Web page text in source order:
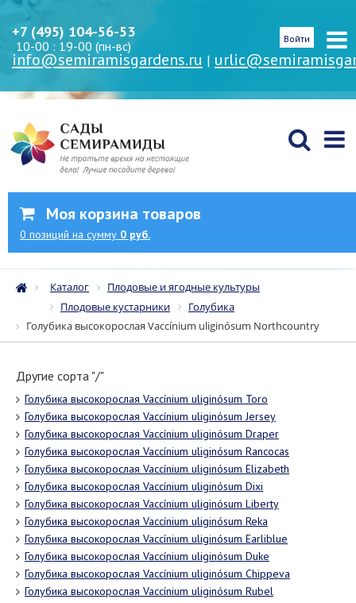
+7 (495) 104-56-53
10-00 : 19-00 (пн-вс)
info@semiramisgardens.ru |
Войти
Моя корзина товаров
0 позиций на сумму 0 руб.
Каталог
Плодовые и ягодные культуры
Плодовые кустарники
Голубика
Голубика высокорослая Vaccínium uliginósum Northcountry
Другие сорта "/"
Голубика высокорослая Vaccínium uliginósum Toro
Голубика высокорослая Vaccínium uliginósum Jersey
Голубика высокорослая Vaccínium uliginósum Draper
Голубика высокорослая Vaccínium uliginósum Rancocas
Голубика высокорослая Vaccínium uliginósum Elizabeth
Голубика высокорослая Vaccínium uliginósum Dixi
Голубика высокорослая Vaccínium uliginósum Liberty
Голубика высокорослая Vaccínium uliginósum Reka
Голубика высокорослая Vaccínium uliginósum Earliblue
Голубика высокорослая Vaccínium uliginósum Duke
Голубика высокорослая Vaccínium uliginósum Chippeva
Голубика высокорослая Vaccínium uliginósum Rubel